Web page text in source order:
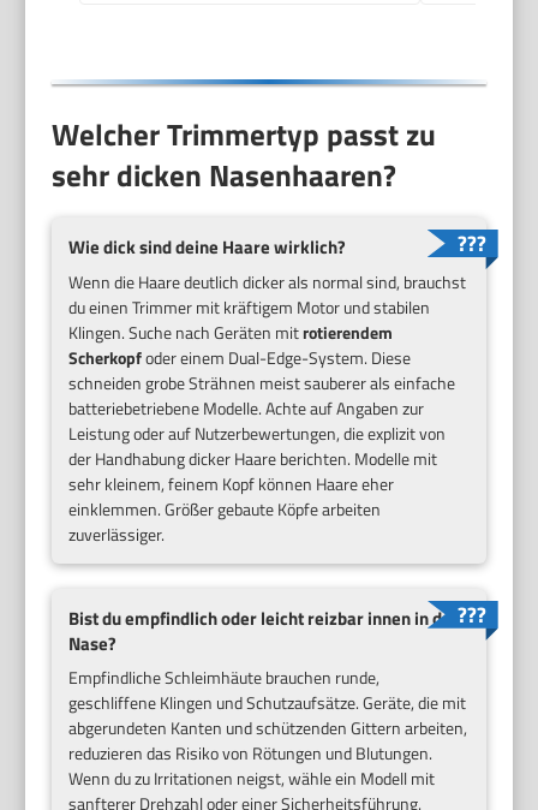
Welcher Trimmertyp passt zu
sehr dicken Nasenhaaren?
Wie dick sind deine Haare wirklich?
Wenn die Haare deutlich dicker als normal sind, brauchst
du einen Trimmer mit kräftigem Motor und stabilen
Klingen. Suche nach Geräten mitrotierendem
Scherkopfoder einem Dual-Edge-System. Diese
schneiden grobe Strähnen meist sauberer als einfache
batteriebetriebene Modelle. Achte auf Angaben zur
Leistung oder auf Nutzerbewertungen, die explizit von
der Handhabung dicker Haare berichten. Modelle mit
sehr kleinem, feinem Kopf können Haare eher
einklemmen. Größer gebaute Köpfe arbeiten
zuverlässiger.
Bist du empfindlich oder leicht reizbar innen in der
Nase?
Empfindliche Schleimhäute brauchen runde,
geschliffene Klingen und Schutzaufsätze. Geräte, die mit
abgerundeten Kanten und schützenden Gittern arbeiten,
reduzieren das Risiko von Rötungen und Blutungen.
Wenn du zu Irritationen neigst, wähle ein Modell mit
sanfterer Drehzahl oder einer Sicherheitsführung.